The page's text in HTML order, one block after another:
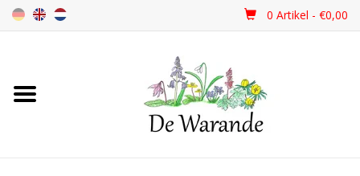
0 Artikel - €0,00
Startseite